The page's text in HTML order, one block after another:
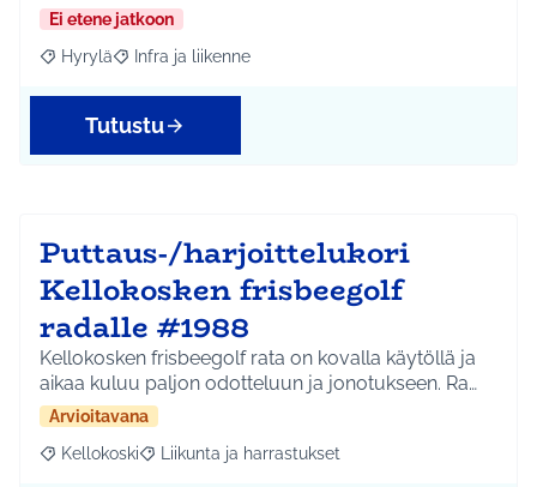
Ei etene jatkoon
Rajaa tulokset aihepiirin mukaan: Hyrylä
Hyrylä Rajaa tulokset teeman mukaan: Infra ja liikenne
Infra ja liikenne
Tutustu
Puttaus-/harjoittelukori
Kellokosken frisbeegolf
radalle #1988
Kellokosken frisbeegolf rata on kovalla käytöllä ja
aikaa kuluu paljon odotteluun ja jonotukseen. Ra…
Arvioitavana
Rajaa tulokset aihepiirin mukaan: Kellokoski
Kellokoski Rajaa tulokset teeman mukaan: Liikunta ja
Liikunta ja harrastukset